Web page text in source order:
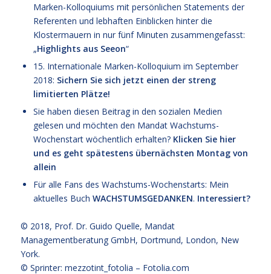
Marken-Kolloquiums mit persönlichen Statements der
Referenten und lebhaften Einblicken hinter die
Klostermauern in nur fünf Minuten zusammengefasst:
„Highlights aus Seeon“
15. Internationale Marken-Kolloquium im September
2018: Sichern Sie sich jetzt einen der streng
limitierten Plätze!
Sie haben diesen Beitrag in den sozialen Medien
gelesen und möchten den Mandat Wachstums-
Wochenstart wöchentlich erhalten? Klicken Sie hier
und es geht spätestens übernächsten Montag von
allein
Für alle Fans des Wachstums-Wochenstarts: Mein
aktuelles Buch WACHSTUMSGEDANKEN. Interessiert?
© 2018, Prof. Dr. Guido Quelle, Mandat
Managementberatung GmbH, Dortmund, London, New
York.
© Sprinter: mezzotint_fotolia – Fotolia.com